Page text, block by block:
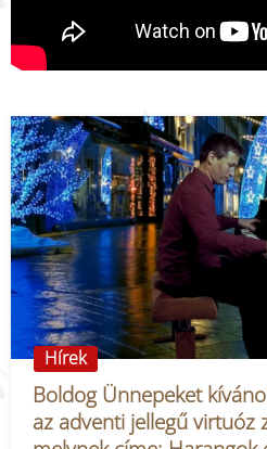
Hírek
Boldog Ünnepeket
az adventi jellegű virtuóz